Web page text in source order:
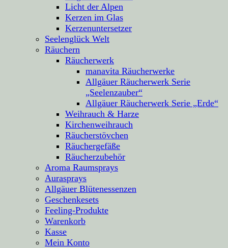
Licht der Alpen
Kerzen im Glas
Kerzenuntersetzer
Seelenglück Welt
Räuchern
Räucherwerk
manavita Räucherwerke
Allgäuer Räucherwerk Serie
„Seelenzauber“
Allgäuer Räucherwerk Serie „Erde“
Weihrauch & Harze
Kirchenweihrauch
Räucherstövchen
Räuchergefäße
Räucherzubehör
Aroma Raumsprays
Aurasprays
Allgäuer Blütenessenzen
Geschenkesets
Feeling-Produkte
Warenkorb
Kasse
Mein Konto